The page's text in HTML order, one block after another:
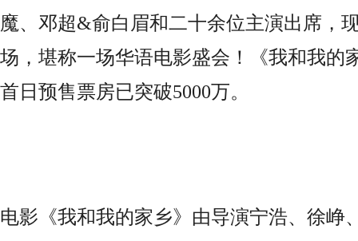
魔、邓超&俞白眉和二十余位主演出席，
场，堪称一场华语电影盛会！《我和我的
首日预售票房已突破5000万。
电影《我和我的家乡》由导演宁浩、徐峥